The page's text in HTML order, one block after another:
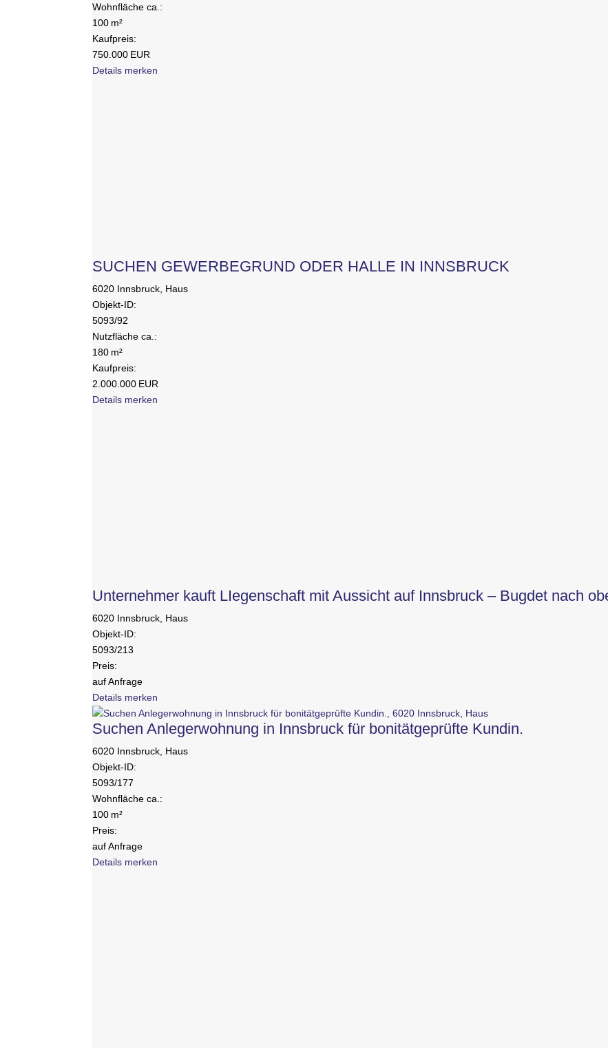
Wohnfläche ca.:
100 m²
Kaufpreis:
750.000 EUR
Details merken
SUCHEN GEWERBEGRUND ODER HALLE IN INNSBRUCK
6020 Innsbruck, Haus
Objekt-ID:
5093/92
Nutzfläche ca.:
180 m²
Kaufpreis:
2.000.000 EUR
Details merken
Unternehmer kauft LIegenschaft mit Aussicht auf Innsbruck – Bugdet nach
6020 Innsbruck, Haus
Objekt-ID:
5093/213
Preis:
auf Anfrage
Details merken
Suchen Anlegerwohnung in Innsbruck für bonitätgeprüfte Kundin.
6020 Innsbruck, Haus
Objekt-ID:
5093/177
Wohnfläche ca.:
100 m²
Preis:
auf Anfrage
Details merken